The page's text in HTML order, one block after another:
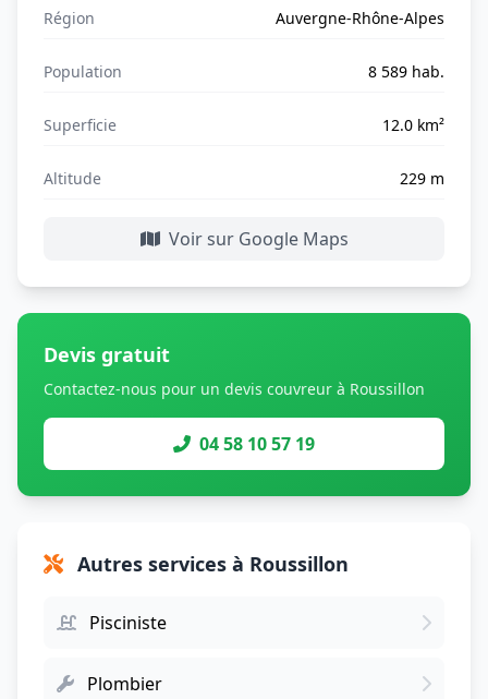
Région Auvergne-Rhône-Alpes
Population 8 589 hab.
Superficie 12.0 km²
Altitude 229 m
Voir sur Google Maps
Devis gratuit
Contactez-nous pour un devis couvreur à Roussillon
04 58 10 57 19
Autres services à Roussillon
Pisciniste
Plombier